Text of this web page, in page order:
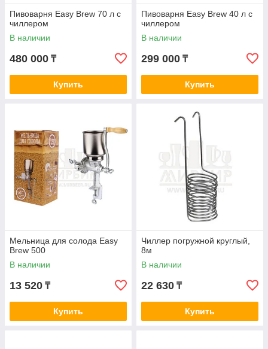
Пивоварня Easy Brew 70 л с
чиллером
В наличии
480 000 ₸
Купить
Пивоварня Easy Brew 40 л с
чиллером
В наличии
299 000 ₸
Купить
Мельница для солода Easy
Brew 500
В наличии
13 520 ₸
Купить
Чиллер погружной круглый,
8м
В наличии
22 630 ₸
Купить